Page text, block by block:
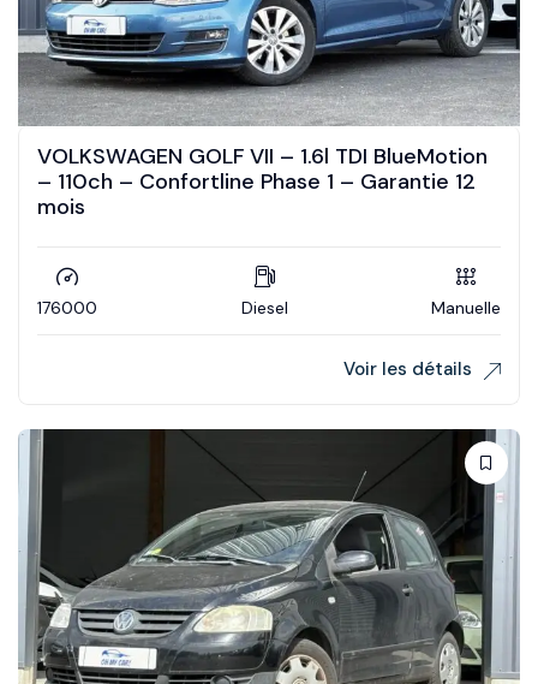
VOLKSWAGEN GOLF VII – 1.6l TDI BlueMotion
– 110ch – Confortline Phase 1 – Garantie 12
mois
176000 Diesel Manuelle
Voir les détails